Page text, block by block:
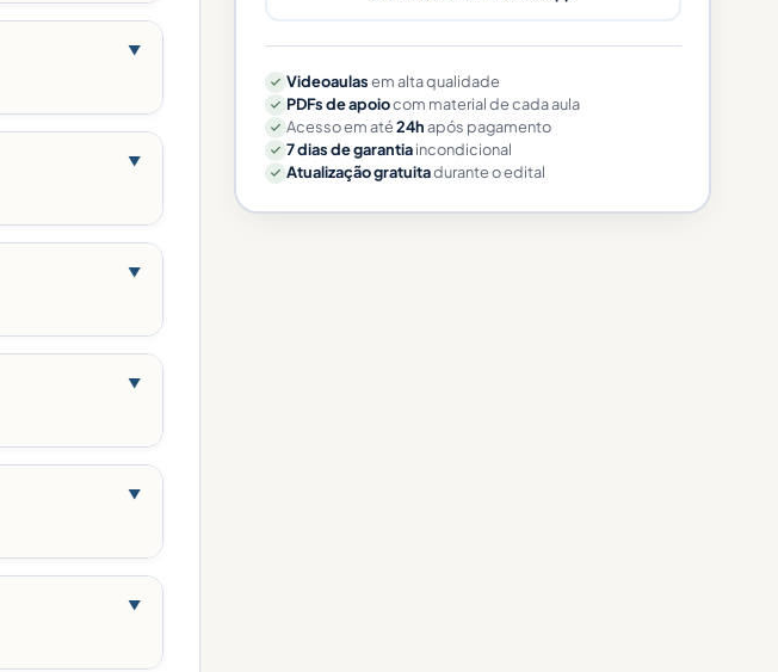
▼
▼
▼
▼
▼
▼
Videoaulasem alta qualidade
PDFs de apoiocom material de cada aula
Acesso em até24hapós pagamento
7 dias de garantiaincondicional
Atualização gratuitadurante o edital